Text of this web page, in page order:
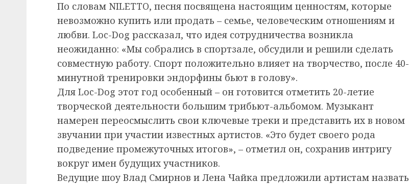
По словам NILETTO, песня посвящена настоящим ценностям, которые
невозможно купить или продать – семье, человеческим отношениям и
любви. Loc-Dog рассказал, что идея сотрудничества возникла
неожиданно: «Мы собрались в спортзале, обсудили и решили сделать
совместную работу. Спорт положительно влияет на творчество, после 40-
минутной тренировки эндорфины бьют в голову».
Для Loc-Dog этот год особенный – он готовится отметить 20-летие
творческой деятельности большим трибьют-альбомом. Музыкант
намерен переосмыслить свои ключевые треки и представить их в новом
звучании при участии известных артистов. «Это будет своего рода
подведение промежуточных итогов», – отметил он, сохранив интригу
вокруг имен будущих участников.
Ведущие шоу Влад Смирнов и Лена Чайка предложили артистам назвать